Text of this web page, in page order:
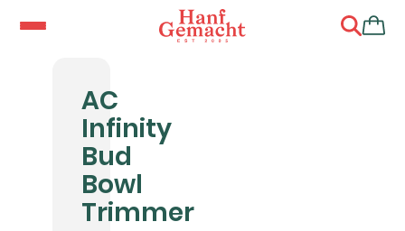
AC
Infinity
Bud
Bowl
Trimmer